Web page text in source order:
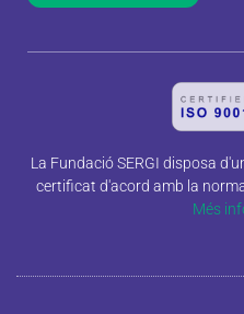
La Fundació SERGI disposa
certificat d'acord amb la
Més